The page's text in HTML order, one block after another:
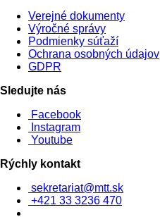
Verejné dokumenty
Výročné správy
Podmienky súťaží
Ochrana osobných údajov
GDPR
Sledujte nás
Facebook
Instagram
Youtube
Rýchly kontakt
sekretariat@mtt.sk
+421 33 3236 470